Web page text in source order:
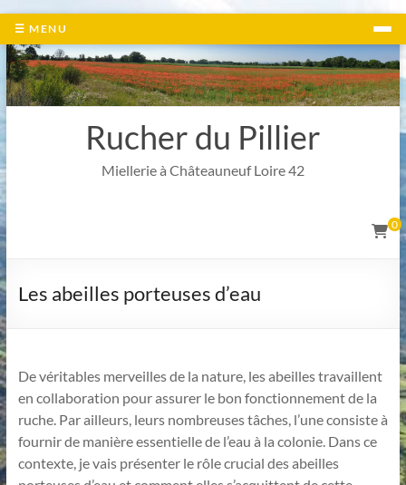
☰ MENU
Aller
contenu
Rucher du Pillier
Miellerie à Châteauneuf Loire 42
0
Les abeilles porteuses d’eau
De véritables merveilles de la nature, les abeilles travaillent
en collaboration pour assurer le bon fonctionnement de la
ruche. Par ailleurs, leurs nombreuses tâches, l’une consiste à
fournir de manière essentielle de l’eau à la colonie. Dans ce
contexte, je vais présenter le rôle crucial des abeilles